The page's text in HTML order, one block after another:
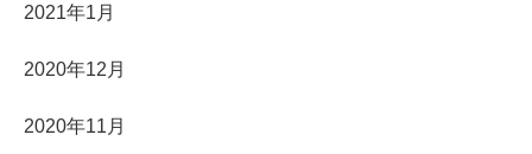
2021年1月
2020年12月
2020年11月